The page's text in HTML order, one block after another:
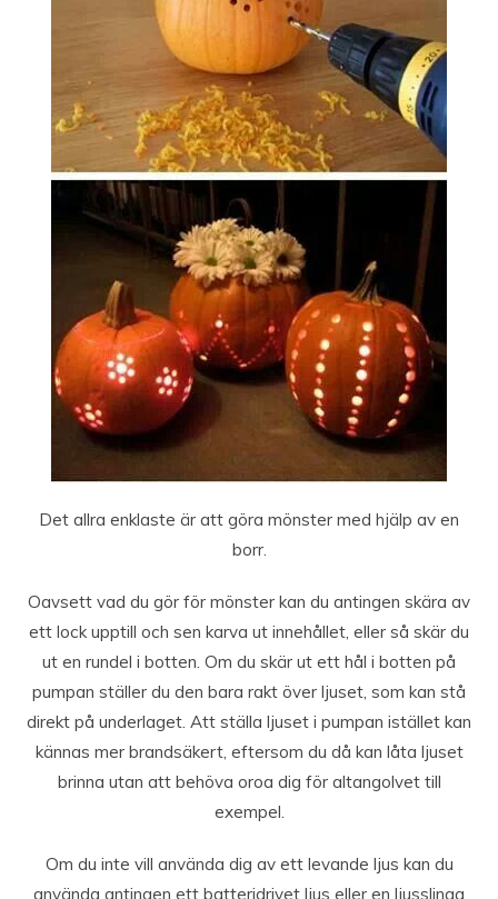
Det allra enklaste är att göra mönster med hjälp av en
borr.
Oavsett vad du gör för mönster kan du antingen skära av
ett lock upptill och sen karva ut innehållet, eller så skär du
ut en rundel i botten. Om du skär ut ett hål i botten på
pumpan ställer du den bara rakt över ljuset, som kan stå
direkt på underlaget. Att ställa ljuset i pumpan istället kan
kännas mer brandsäkert, eftersom du då kan låta ljuset
brinna utan att behöva oroa dig för altangolvet till
exempel.
Om du inte vill använda dig av ett levande ljus kan du
använda antingen ett batteridrivet ljus eller en ljusslinga